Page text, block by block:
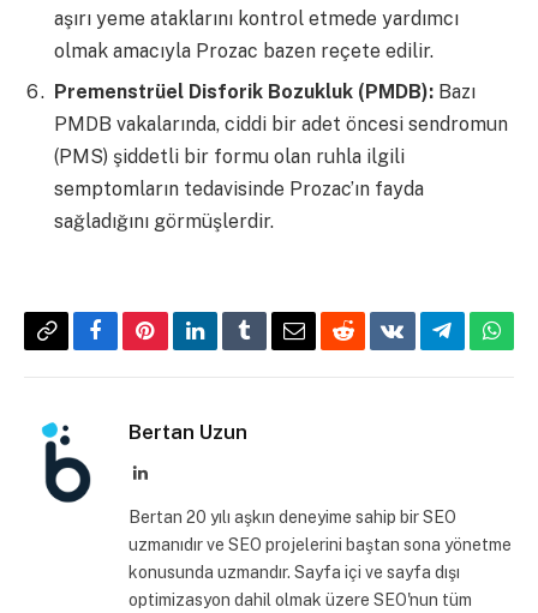
aşırı yeme ataklarını kontrol etmede yardımcı
olmak amacıyla Prozac bazen reçete edilir.
Premenstrüel Disforik Bozukluk (PMDB): Bazı
PMDB vakalarında, ciddi bir adet öncesi sendromun
(PMS) şiddetli bir formu olan ruhla ilgili
semptomların tedavisinde Prozac’ın fayda
sağladığını görmüşlerdir.
CopyFacebookPinterestLinkedInTumblrEmailRedditVKontakte
Telegram
Bertan Uzun
LinkedIn
Bertan 20 yılı aşkın deneyime sahip bir SEO
uzmanıdır ve SEO projelerini baştan sona yönetme
konusunda uzmandır. Sayfa içi ve sayfa dışı
optimizasyon dahil olmak üzere SEO'nun tüm